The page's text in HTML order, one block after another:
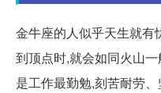
金牛座的人似乎天生就有
到顶点时,就会如同火山
是工作最勤勉,刻苦耐劳、